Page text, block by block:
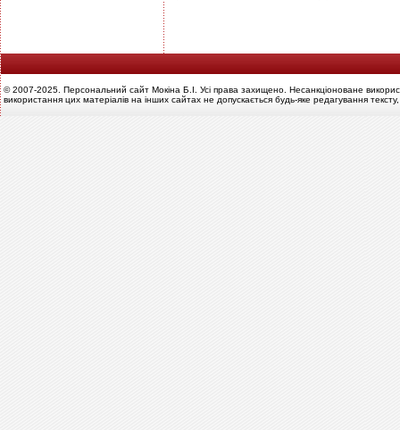
© 2007-2025. Персональний сайт Мокіна Б.І. Усі права захищено. Несанкціоноване
використання цих матеріалів на інших сайтах не допускається будь-яке редагування